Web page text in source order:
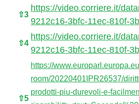
⇧3
https://video.corriere.it/
9212c16-3bfc-11ec-810f-
⇧4
https://video.corriere.it/
9212c16-3bfc-11ec-810f-
⇧5
https://
room/20220401IPR26537/
prodotti-piu-durevoli-e-